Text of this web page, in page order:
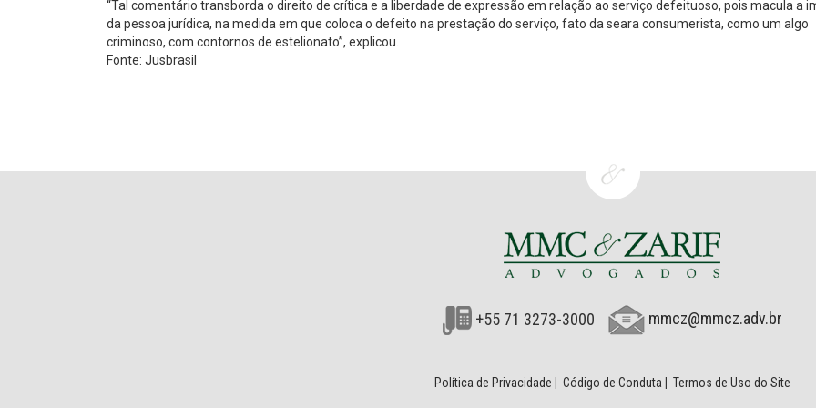
“Tal comentário transborda o direito de crítica e a liberdade de expressão em relação ao serviço defeituoso, pois macula a
da pessoa jurídica, na medida em que coloca o defeito na prestação do serviço, fato da seara consumerista, como um algo
criminoso, com contornos de estelionato”, explicou.
Fonte: Jusbrasil
+55 71 3273-3000 mmcz@mmcz.adv.br
Política de Privacidade Código de Conduta Termos de Uso do Site